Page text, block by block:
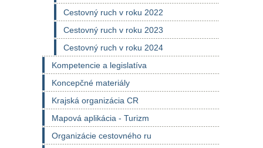
Cestovný ruch v roku 2022
Cestovný ruch v roku 2023
Cestovný ruch v roku 2024
Kompetencie a legislatíva
Koncepčné materiály
Krajská organizácia CR
Mapová aplikácia - Turizm
Organizácie cestovného ru